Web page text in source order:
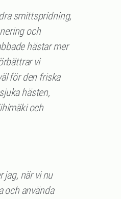
smittspridning,
och
hästar mer
vi
för den friska
hästen,
och
jag, när vi nu
och använda